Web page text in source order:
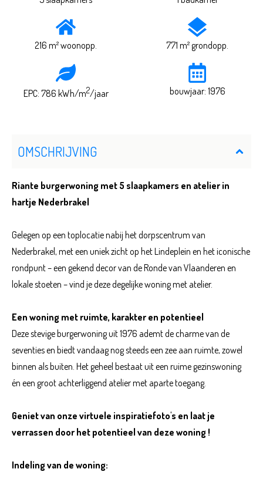
216 m² woonopp. 771 m² grondopp.
EPC: 786 kWh/m2/jaar bouwjaar: 1976
OMSCHRIJVING
Riante burgerwoning met 5 slaapkamers en atelier in
hartje Nederbrakel
Gelegen op een toplocatie nabij het dorpscentrum van
Nederbrakel, met een uniek zicht op het Lindeplein en het iconische
rondpunt – een gekend decor van de Ronde van Vlaanderen en
lokale stoeten – vind je deze degelijke woning met atelier.
Een woning met ruimte, karakter en potentieel
Deze stevige burgerwoning uit 1976 ademt de charme van de
seventies en biedt vandaag nog steeds een zee aan ruimte, zowel
binnen als buiten. Het geheel bestaat uit een ruime gezinswoning
én een groot achterliggend atelier met aparte toegang.
Geniet van onze virtuele inspiratiefoto's en laat je
verrassen door het potentieel van deze woning !
Indeling van de woning: